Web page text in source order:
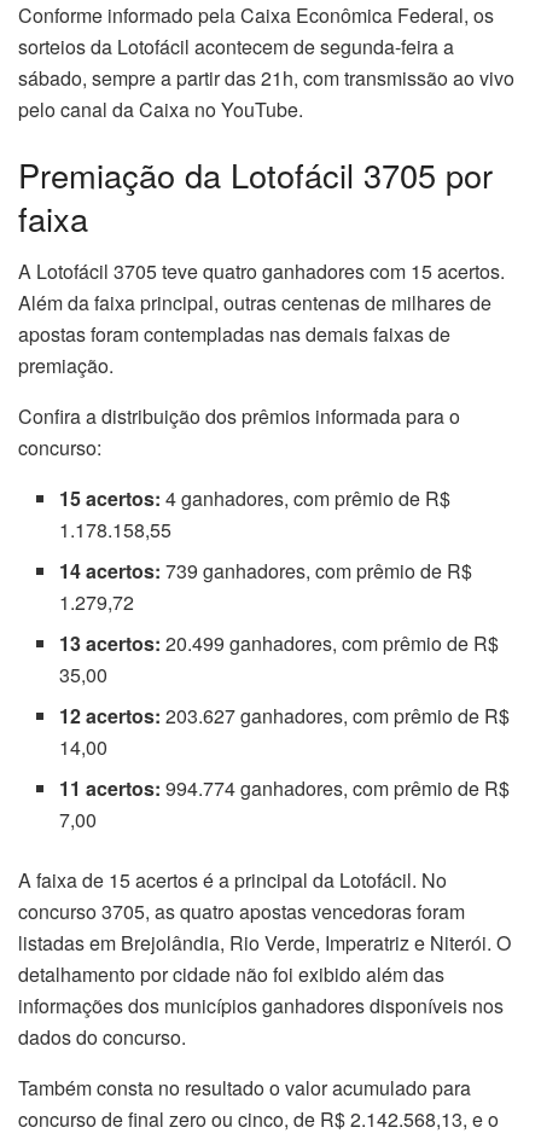
Conforme informado pela Caixa Econômica Federal, os
sorteios da Lotofácil acontecem de segunda-feira a
sábado, sempre a partir das 21h, com transmissão ao vivo
pelo canal da Caixa no YouTube.
Premiação da Lotofácil 3705 por
faixa
A Lotofácil 3705 teve quatro ganhadores com 15 acertos.
Além da faixa principal, outras centenas de milhares de
apostas foram contempladas nas demais faixas de
premiação.
Confira a distribuição dos prêmios informada para o
concurso:
15 acertos: 4 ganhadores, com prêmio de R$
1.178.158,55
14 acertos: 739 ganhadores, com prêmio de R$
1.279,72
13 acertos: 20.499 ganhadores, com prêmio de R$
35,00
12 acertos: 203.627 ganhadores, com prêmio de R$
14,00
11 acertos: 994.774 ganhadores, com prêmio de R$
7,00
A faixa de 15 acertos é a principal da Lotofácil. No
concurso 3705, as quatro apostas vencedoras foram
listadas em Brejolândia, Rio Verde, Imperatriz e Niterói. O
detalhamento por cidade não foi exibido além das
informações dos municípios ganhadores disponíveis nos
dados do concurso.
Também consta no resultado o valor acumulado para
concurso de final zero ou cinco, de R$ 2.142.568,13, e o